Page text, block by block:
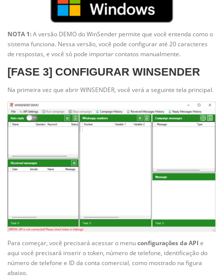
NOTA 1:A versão DEMO do WinSender permite que você entenda como o
sistema funciona. Nessa versão, você pode configurar até 20 caracteres
de respostas, e você só pode importar contatos manualmente.
[FASE 3] CONFIGURAR WINSENDER
Na primeira vez que abrir WINSENDER, você verá a seguinte tela principal.
Para começar, você precisará acessar o menuconfigurações da API e
aqui você precisará inserir o token, número de telefone, identificação do
número de telefone e ID da conta comercial, como mostrado na figura
abaixo.